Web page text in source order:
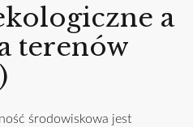
a
terenów
środowiskowa jest